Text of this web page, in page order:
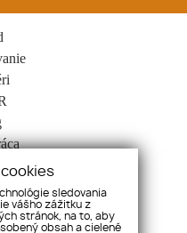
sledovania
vášho zážitku z
stránok, na to, aby
obsah a cielené